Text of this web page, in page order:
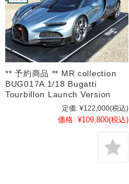
** 予約商品 ** MR collection
BUG017A 1/18 Bugatti
Tourbillon Launch Version
定価: ¥122,000(税込)
価格: ¥109,800(税込)